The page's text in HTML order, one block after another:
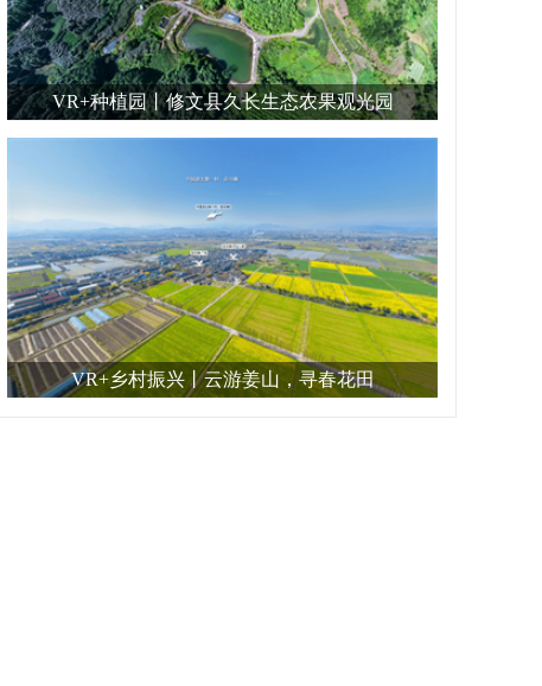
VR+种植园丨修文县久长生态农果观光园
VR+乡村振兴丨云游姜山，寻春花田